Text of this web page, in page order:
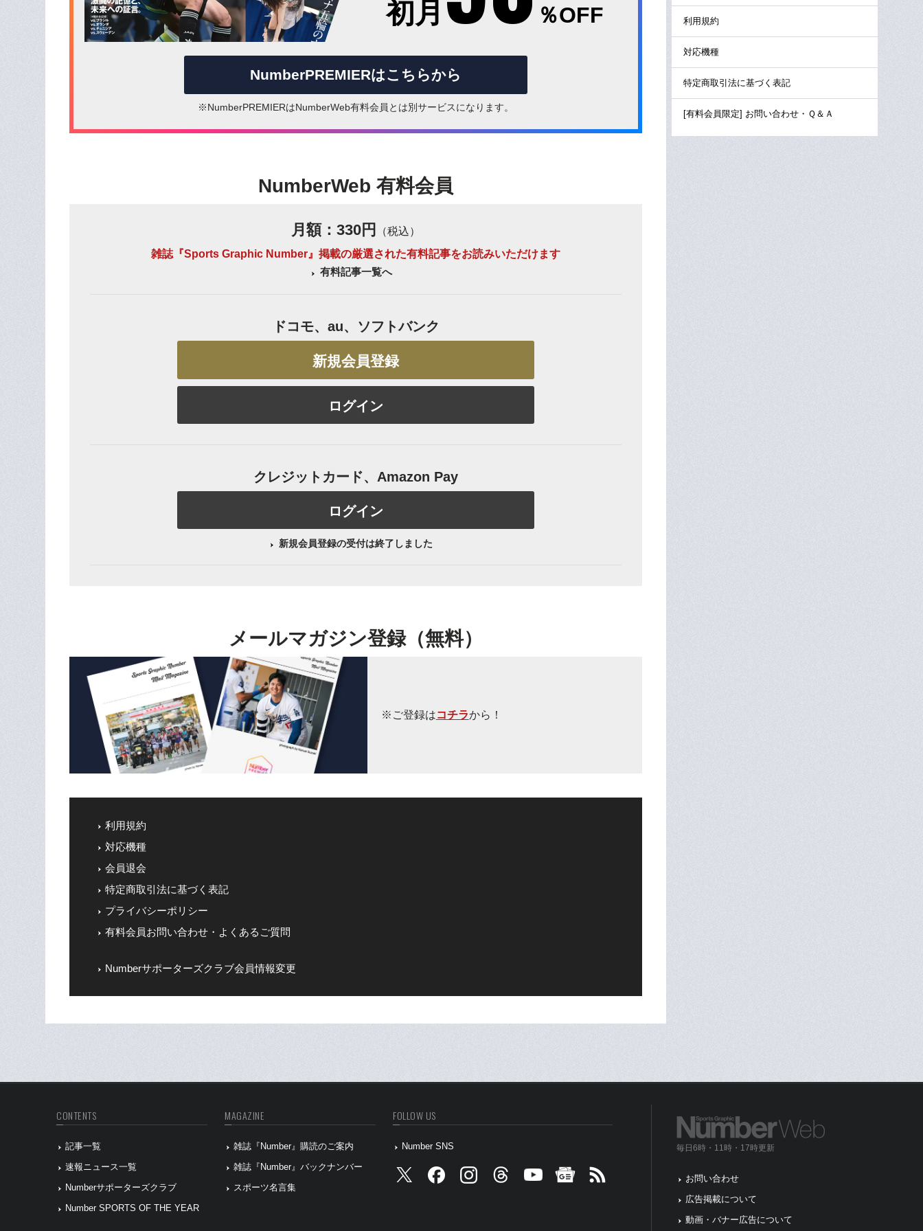
初月 ％OFF
NumberPREMIERはこちらから
※NumberPREMIERはNumberWeb有料会員とは別サービスになります。
NumberWeb 有料会員
月額：330円
（税込）
雑誌『Sports Graphic Number』掲載の厳選された有料記事をお読みいただけます
有料記事一覧へ
ドコモ、au、ソフトバンク
新規会員登録
ログイン
クレジットカード、Amazon Pay
ログイン
新規会員登録の受付は終了しました
メールマガジン登録（無料）
※ご登録はコチラから！
利用規約
対応機種
会員退会
特定商取引法に基づく表記
プライバシーポリシー
有料会員お問い合わせ・よくあるご質問
Numberサポーターズクラブ会員情報変更
利用規約
対応機種
特定商取引法に基づく表記
[有料会員限定] お問い合わせ・Ｑ＆Ａ
CONTENTS
記事一覧
速報ニュース一覧
Numberサポーターズクラブ
Number SPORTS OF THE YEAR
MAGAZINE
雑誌『Number』購読のご案内
雑誌『Number』バックナンバー
スポーツ名言集
FOLLOW US
Number SNS 毎日6時・11時・17時更新
お問い合わせ
広告掲載について
動画・バナー広告について